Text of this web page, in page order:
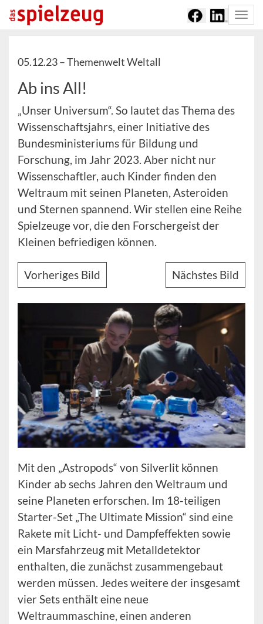
05.12.23 –Themenwelt Weltall
Ab ins All!
„Unser Universum“. So lautet das Thema des
Wissenschaftsjahrs, einer Initiative des
Bundesministeriums für Bildung und
Forschung, im Jahr 2023. Aber nicht nur
Wissenschaftler, auch Kinder finden den
Weltraum mit seinen Planeten, Asteroiden
und Sternen spannend. Wir stellen eine Reihe
Spielzeuge vor, die den Forschergeist der
Kleinen befriedigen können.
Vorheriges Bild Nächstes Bild
Mit den „Astropods“ von Silverlit können
Kinder ab sechs Jahren den Weltraum und
seine Planeten erforschen. Im 18-teiligen
Starter-Set „The Ultimate Mission“ sind eine
Rakete mit Licht- und Dampfeffekten sowie
ein Marsfahrzeug mit Metalldetektor
enthalten, die zunächst zusammengebaut
werden müssen. Jedes weitere der insgesamt
vier Sets enthält eine neue
Weltraummaschine, einen anderen